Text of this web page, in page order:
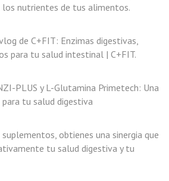
nutrientes de tus alimentos.
de C+FIT: Enzimas digestivas,
para tu salud intestinal | C+FIT.
PLUS y L-Glutamina Primetech: Una
tu salud digestiva
obtienes una sinergia que
tu salud digestiva y tu